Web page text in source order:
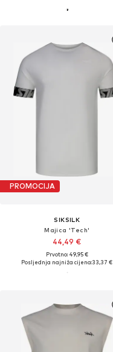
PROMOCIJA
SIKSILK
Majica 'Tech'
44,49 €
Prvotno: 49,95 €
Posljednja najniža cijena:33,37 €